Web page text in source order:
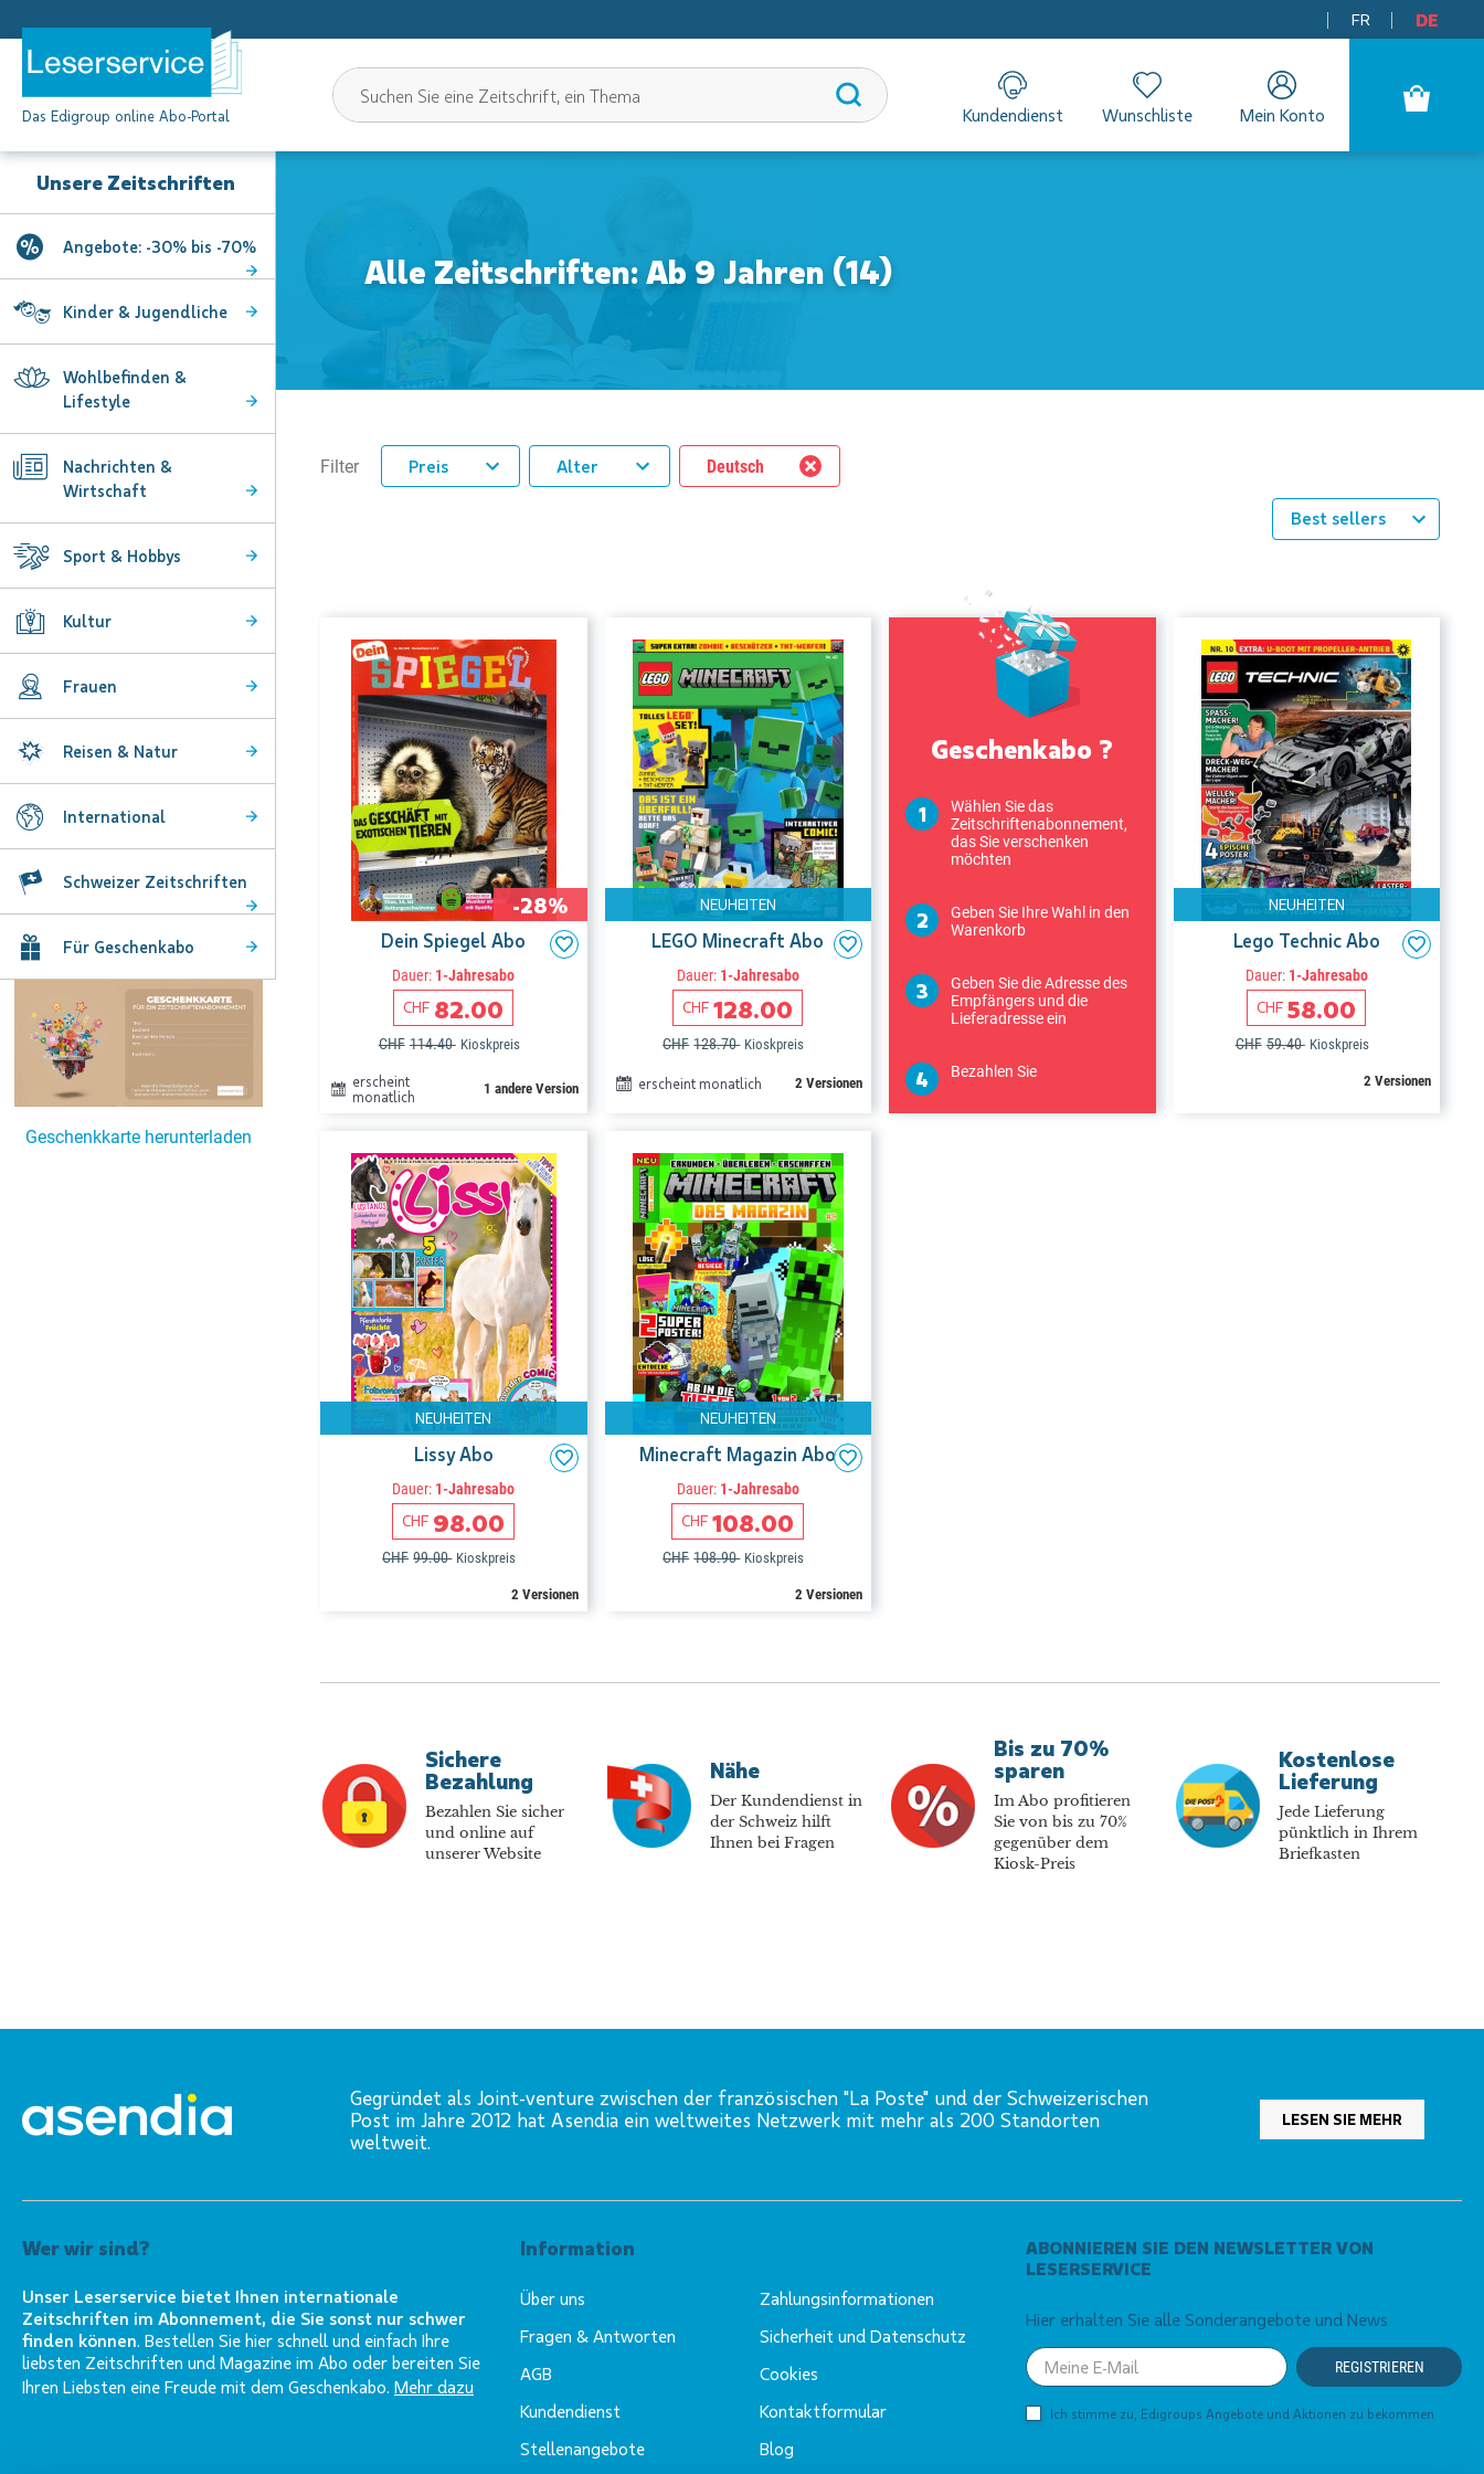
FR DE
Kundendienst Wunschliste Mein Konto
Das Edigroup online Abo-Portal
Alle Zeitschriften: Ab 9 Jahren (14)
Filter Preis Alter Deutsch
Best sellers
-28%
Dein Spiegel Abo
Dauer: 1-Jahresabo
CHF 82.00
CHF 114.40 Kioskpreis
erscheint
monatlich
1 andere Version
NEUHEITEN
LEGO Minecraft Abo
Dauer:1-Jahresabo
CHF 128.00
CHF 128.70 Kioskpreis
erscheint monatlich 2 Versionen
Geschenkabo ?
Wählen Sie das
Zeitschriftenabonnement,
das Sie verschenken
möchten
Geben Sie Ihre Wahl in den
Warenkorb
Geben Sie die Adresse des
Empfängers und die
Lieferadresse ein
Bezahlen Sie
NEUHEITEN
Lego Technic Abo
Dauer:1-Jahresabo
CHF 58.00
CHF 59.40 Kioskpreis
2 Versionen
NEUHEITEN
Lissy Abo
Dauer: 1-Jahresabo
CHF 98.00
CHF 99.00 Kioskpreis
2 Versionen
NEUHEITEN
Minecraft Magazin Abo
Dauer:1-Jahresabo
CHF 108.00
CHF 108.90 Kioskpreis
2 Versionen
Sichere
Bezahlung
Bezahlen Sie sicher
und online auf
unserer Website
Nähe
Der Kundendienst in
der Schweiz hilft
Ihnen bei Fragen
Bis zu 70%
sparen
Im Abo profitieren
Sie von bis zu 70%
gegenüber dem
Kiosk-Preis
Kostenlose
Lieferung
Jede Lieferung
pünktlich in Ihrem
Briefkasten
Unsere Zeitschriften
Angebote: -30% bis -70%
Kinder & Jugendliche
Wohlbefinden &
Lifestyle
Nachrichten &
Wirtschaft
Sport & Hobbys
Kultur
Frauen
Reisen & Natur
International
Schweizer Zeitschriften
Für Geschenkabo
Geschenkkarte herunterladen
Gegründet als Joint-venture zwischen der französischen "La Poste" und der Schweizerischen
Post im Jahre 2012 hat Asendia ein weltweites Netzwerk mit mehr als 200 Standorten
weltweit.
LESEN SIE MEHR
Wer wir sind?
Unser Leserservice bietet Ihnen internationale
Zeitschriften im Abonnement, die Sie sonst nur schwer
finden können. Bestellen Sie hier schnell und einfach Ihre
liebsten Zeitschriften und Magazine im Abo oder bereiten Sie
Ihren Liebsten eine Freude mit dem Geschenkabo. Mehr dazu
ABONNIEREN SIE DEN NEWSLETTER VON
LESERSERVICE
Hier erhalten Sie alle Sonderangebote und News
Your
email
REGISTRIEREN
Ich stimme zu, Edigroups Angebote und Aktionen zu bekommen
Information
Über uns
Fragen & Antworten
AGB
Kundendienst
Stellenangebote
Zahlungsinformationen
Sicherheit und Datenschutz
Cookies
Kontaktformular
Blog